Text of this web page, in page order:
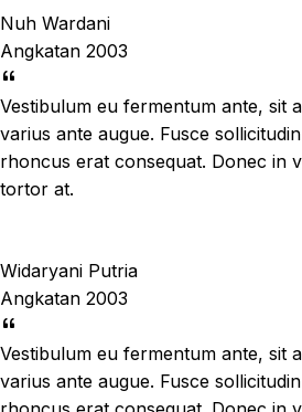
Nuh Wardani
Angkatan 2003
Vestibulum eu fermentum ante, sit
varius ante augue. Fusce
rhoncus erat consequat. Donec in
tortor at.
Widaryani Putria
Angkatan 2003
Vestibulum eu fermentum ante, sit
varius ante augue. Fusce